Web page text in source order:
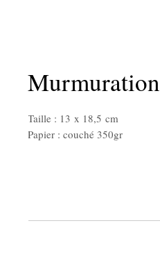
Murmuration
Taille : 13 x 18,5 cm
Papier : couché 350gr